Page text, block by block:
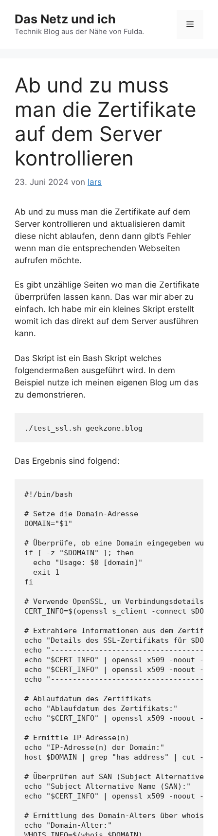
Inhalt
springen
Das Netz und ich
Technik Blog aus der Nähe von Fulda.
Menü
Ab und zu muss
man die Zertifikate
auf dem Server
kontrollieren
23. Juni 2024 von lars
Ab und zu muss man die Zertifikate auf dem
Server kontrollieren und aktualisieren damit
diese nicht ablaufen, denn dann gibt’s Fehler
wenn man die entsprechenden Webseiten
aufrufen möchte.
Es gibt unzählige Seiten wo man die Zertifikate
überrprüfen lassen kann. Das war mir aber zu
einfach. Ich habe mir ein kleines Skript erstellt
womit ich das direkt auf dem Server ausführen
kann.
Das Skript ist ein Bash Skript welches
folgendermaßen ausgeführt wird. In dem
Beispiel nutze ich meinen eigenen Blog um das
zu demonstrieren.
./test_ssl.sh geekzone.blog
Das Ergebnis sind folgend:
#!/bin/bash
# Setze die Domain-Adresse
DOMAIN="$1"
# Überprüfe, ob eine Domain eingegeben wurde
if [ -z "$DOMAIN" ]; then
  echo "Usage: $0 [domain]"
  exit 1
fi
# Verwende OpenSSL, um Verbindungsdetails
CERT_INFO=$(openssl s_client -connect
# Extrahiere Informationen aus dem
echo "Details des SSL-Zertifikats für
echo
echo "$CERT_INFO" | openssl x509 -noout
echo "$CERT_INFO" | openssl x509 -noout -
echo
# Ablaufdatum des Zertifikats
echo "Ablaufdatum des Zertifikats:"
echo "$CERT_INFO" | openssl x509 -noout -
# Ermittle IP-Adresse(n)
echo "IP-Adresse(n) der Domain:"
host $DOMAIN | grep "has address" | cut -
# Überprüfen auf SAN (Subject Alternative
echo "Subject Alternative Name (SAN):"
echo "$CERT_INFO" | openssl x509 -
# Ermittlung des Domain-Alters über whois
echo "Domain-Alter:"